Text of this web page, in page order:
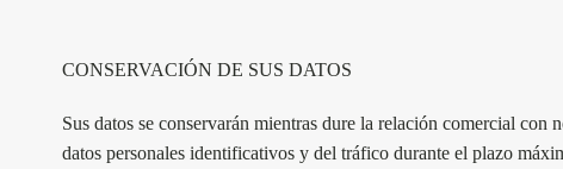
CONSERVACIÓN DE SUS DATOS
Sus datos se conservarán mientras dure la relación comercial
datos personales identificativos y del tráfico durante el plazo